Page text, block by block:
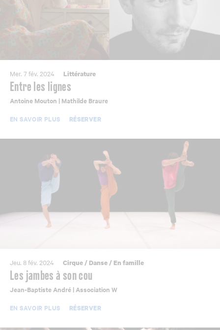
Mer. 7 fév. 2024 Littérature
Entre les lignes
Antoine Mouton | Mathilde Braure
EN SAVOIR PLUS
RÉSERVER
Jeu. 8 fév. 2024 Cirque/ Danse/ En famille
Les jambes à son cou
Jean-Baptiste André | Association W
EN SAVOIR PLUS
RÉSERVER